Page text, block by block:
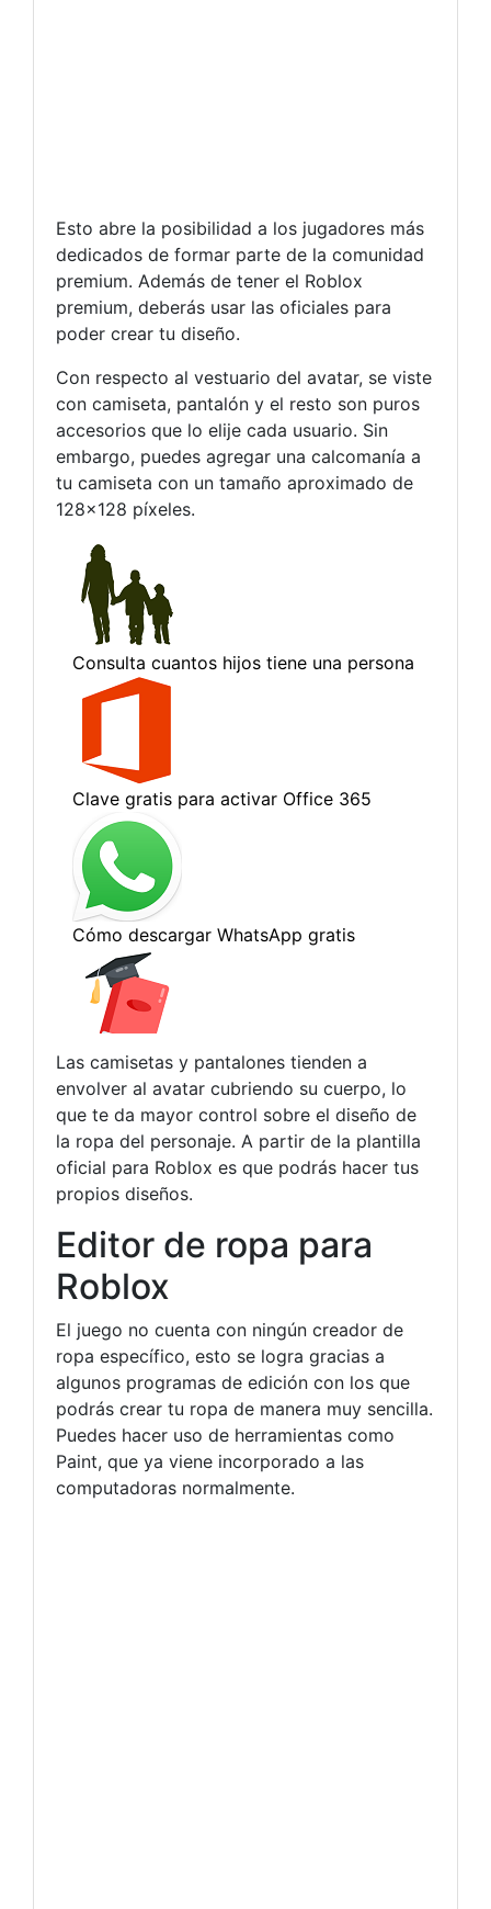
Esto abre la posibilidad a los jugadores más
dedicados de formar parte de la comunidad
premium. Además de tener el Roblox
premium, deberás usar las oficiales para
poder crear tu diseño.
Con respecto al vestuario del avatar, se viste
con camiseta, pantalón y el resto son puros
accesorios que lo elije cada usuario. Sin
embargo, puedes agregar una calcomanía a
tu camiseta con un tamaño aproximado de
128×128 píxeles.
Las camisetas y pantalones tienden a
envolver al avatar cubriendo su cuerpo, lo
que te da mayor control sobre el diseño de
la ropa del personaje. A partir de la plantilla
oficial para Roblox es que podrás hacer tus
propios diseños.
Editor de ropa para
Roblox
El juego no cuenta con ningún creador de
ropa específico, esto se logra gracias a
algunos programas de edición con los que
podrás crear tu ropa de manera muy sencilla.
Puedes hacer uso de herramientas como
Paint, que ya viene incorporado a las
computadoras normalmente.